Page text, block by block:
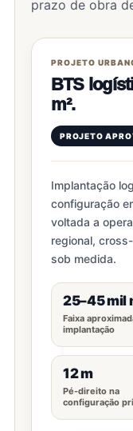
prazo de obra
PROJETO
BTS
m².
PROJETO
Implantação
configuração
voltada a
regional,
sob medida.
25–45 mil
Faixa
implantação
12 m
Pé-direito na
configuração